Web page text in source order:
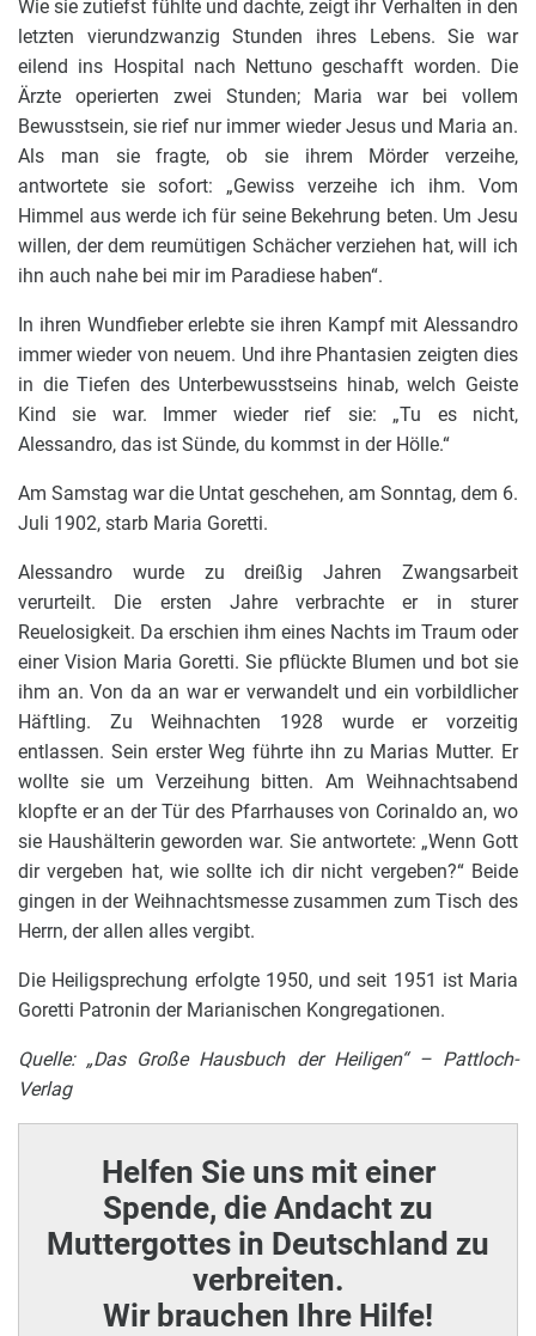
Wie sie zutiefst fühlte und dachte, zeigt ihr Verhalten in den
letzten vierundzwanzig Stunden ihres Lebens. Sie war
eilend ins Hospital nach Nettuno geschafft worden. Die
Ärzte operierten zwei Stunden; Maria war bei vollem
Bewusstsein, sie rief nur immer wieder Jesus und Maria an.
Als man sie fragte, ob sie ihrem Mörder verzeihe,
antwortete sie sofort: „Gewiss verzeihe ich ihm. Vom
Himmel aus werde ich für seine Bekehrung beten. Um Jesu
willen, der dem reumütigen Schächer verziehen hat, will ich
ihn auch nahe bei mir im Paradiese haben“.
In ihren Wundfieber erlebte sie ihren Kampf mit Alessandro
immer wieder von neuem. Und ihre Phantasien zeigten dies
in die Tiefen des Unterbewusstseins hinab, welch Geiste
Kind sie war. Immer wieder rief sie: „Tu es nicht,
Alessandro, das ist Sünde, du kommst in der Hölle.“
Am Samstag war die Untat geschehen, am Sonntag, dem 6.
Juli 1902, starb Maria Goretti.
Alessandro wurde zu dreißig Jahren Zwangsarbeit
verurteilt. Die ersten Jahre verbrachte er in sturer
Reuelosigkeit. Da erschien ihm eines Nachts im Traum oder
einer Vision Maria Goretti. Sie pflückte Blumen und bot sie
ihm an. Von da an war er verwandelt und ein vorbildlicher
Häftling. Zu Weihnachten 1928 wurde er vorzeitig
entlassen. Sein erster Weg führte ihn zu Marias Mutter. Er
wollte sie um Verzeihung bitten. Am Weihnachtsabend
klopfte er an der Tür des Pfarrhauses von Corinaldo an, wo
sie Haushälterin geworden war. Sie antwortete: „Wenn Gott
dir vergeben hat, wie sollte ich dir nicht vergeben?“ Beide
gingen in der Weihnachtsmesse zusammen zum Tisch des
Herrn, der allen alles vergibt.
Die Heiligsprechung erfolgte 1950, und seit 1951 ist Maria
Goretti Patronin der Marianischen Kongregationen.
Quelle: „Das Große Hausbuch der Heiligen“ – Pattloch-
Verlag
Helfen Sie uns mit einer
Spende, die Andacht zu
Muttergottes in Deutschland zu
verbreiten.
Wir brauchen Ihre Hilfe!